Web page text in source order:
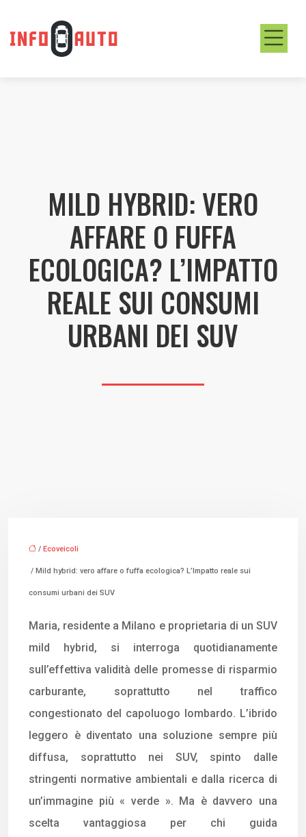
MILD HYBRID: VERO
AFFARE O FUFFA
ECOLOGICA? L’IMPATTO
REALE SUI CONSUMI
URBANI DEI SUV
/ Ecoveicoli
/ Mild hybrid: vero affare o fuffa ecologica? L’Impatto reale sui
consumi urbani dei SUV
Maria, residente a Milano e proprietaria di un SUV
mild hybrid, si interroga quotidianamente
sull’effettiva validità delle promesse di risparmio
carburante, soprattutto nel traffico
congestionato del capoluogo lombardo. L’ibrido
leggero è diventato una soluzione sempre più
diffusa, soprattutto nei SUV, spinto dalle
stringenti normative ambientali e dalla ricerca di
un’immagine più « verde ». Ma è davvero una
scelta vantaggiosa per chi guida